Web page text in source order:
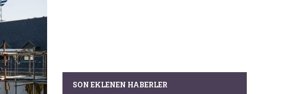
SON EKLENEN HABERLER